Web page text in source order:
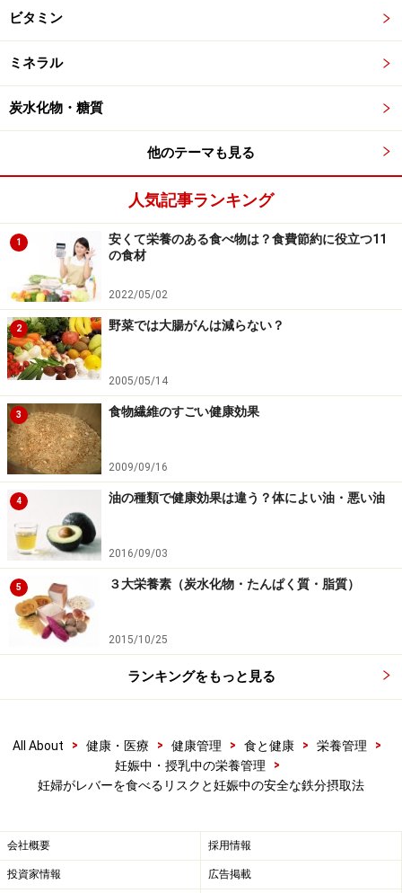
量は6.4～6.8mgで、一般的な食事では鉄はとても不足し
やすいことが分かります。
食べ物から必要な鉄分を摂取するのが好ましいのが事実
です。しかし、日頃から鉄分が不足している人が、急に
十分な鉄の摂取を目指すのは難しいものです。鉄分のこ
とばかりに気を取られて、レバーなど、同じものばかり
を過剰摂取したり、全体の栄養バランスが悪くなる恐れ
もあります。
貧血になってしまい、病院で処方される鉄剤の副作用と
して、吐き気や便秘がよくみられるようです。貧血にな
ってから処方されるサプリメントは鉄分を多く含みます
ので、副作用が出やすくなるようです。食事から摂るの
が難しい場合は、無理をせずに、貧血になる前から、一
日に必要とされる鉄のサプリメントを摂取する
と思いますので、医師と相談しましょう。サプリメント
摂取で吐き気がする人は、食事と一緒に摂ったり、寝る
直前に摂ったりと、自分の体調に合う摂取タイミングを
見つけましょう。便秘に悩まされている人は、十分な水
分と不溶性食物繊維の摂取をするようにしましょう。
あなたの周りにも、”努力”してレバーを食べている妊婦
さんがいれば、努力しないように教えてあげましょう！
を解説！
妊娠中の食事の疑問！OK・NGな食べ物・飲み物
妊娠中の摂取するカロリー目安を初期・中期・後期
別に解説！
授乳中の食事は母乳に影響する？栄養と食の基本
ビタミン
ミネラル
炭水化物・糖質
他のテーマも見る
人気記事ランキング
1
安くて栄養のある食べ物は？食費節約に役立つ11
の食材
2022/05/02
2 野菜では大腸がんは減らない？
2005/05/14
3 食物繊維のすごい健康効果
2009/09/16
4 油の種類で健康効果は違う？体によい油・悪い油
2016/09/03
5 ３大栄養素（炭水化物・たんぱく質・脂質）
2015/10/25
ランキングをもっと見る
All About > 健康・医療 > 健康管理 > 食と健康 > 栄養管理
>
妊娠中・授乳中の栄養管理
>
妊婦がレバーを食べるリスクと妊娠中の安全な鉄分摂取法
会社概要 採用情報
投資家情報 広告掲載